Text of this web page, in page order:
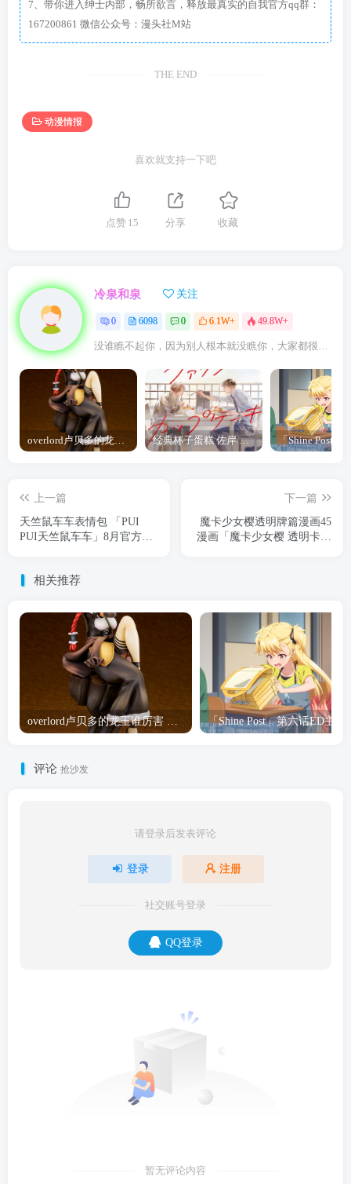
7、带你进入绅士内部，畅所欲言，释放最真实的自我官方qq群：
167200861 微信公众号：漫头社M站
THE END
动漫情报
喜欢就支持一下吧
点赞 15 分享 收藏
冷泉和泉 关注
0 6098 0 6.1W+ 49.8W+
经典杯子蛋糕 佐岸 漫画「经典杯子蛋糕」宣布真人日剧化
上一篇
天竺鼠车车表情包 「PUI
PUI天竺鼠车车」8月官方日
下一篇
魔卡少女樱透明牌篇漫画45
漫画「魔卡少女樱 透明卡牌
相关推荐
评论 抢沙发
请登录后发表评论
登录 注册
社交账号登录
QQ登录
暂无评论内容